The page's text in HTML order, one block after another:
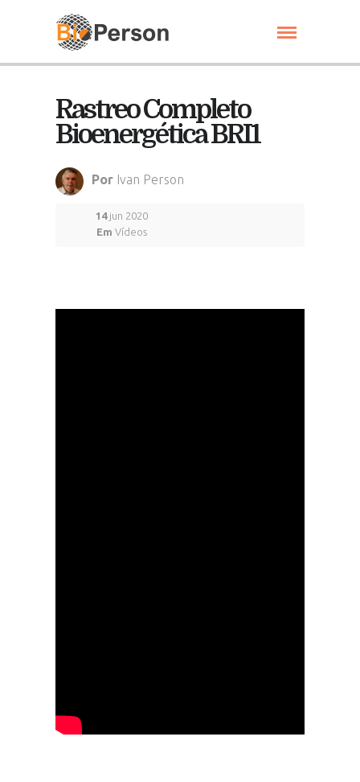
Rastreo Completo
Bioenergética BRI1
Por Ivan Person
14jun 2020
Em Vídeos